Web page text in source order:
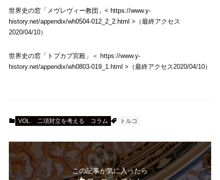
世界史の窓「メヴレヴィー教団」< https://www.y-
history.net/appendix/wh0504-012_2_2.html >（最終アクセス
2020/04/10）
世界史の窓「トプカプ宮殿」＜ https://www.y-
history.net/appendix/wh0803-019_1.html >（最終アクセス2020/04/10）
VOL. 二項対立を考える コラム トルコ
この記事が気に入ったら